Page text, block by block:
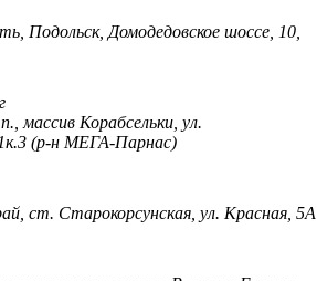
Подольск, Домодедовское шоссе, 10,
массив Корабсельки, ул.
(р-н МЕГА-Парнас)
ст. Старокорсунская, ул. Красная, 5А